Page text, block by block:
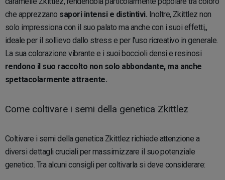
che apprezzano sapori intensi e distintivi. Inoltre, Zkittlez non
solo impressiona con il suo palato ma anche con i suoi effetti,,
ideale per il sollievo dallo stress e per l'uso ricreativo in generale.
La sua colorazione vibrante e i suoi boccioli densi e resinosi
rendono il suo raccolto non solo abbondante, ma anche
spettacolarmente attraente.
Come coltivare i semi della genetica Zkittlez
Coltivare i semi della genetica Zkittlez richiede attenzione a
diversi dettagli cruciali per massimizzare il suo potenziale
genetico. Tra alcuni consigli per coltivarla si deve considerare: